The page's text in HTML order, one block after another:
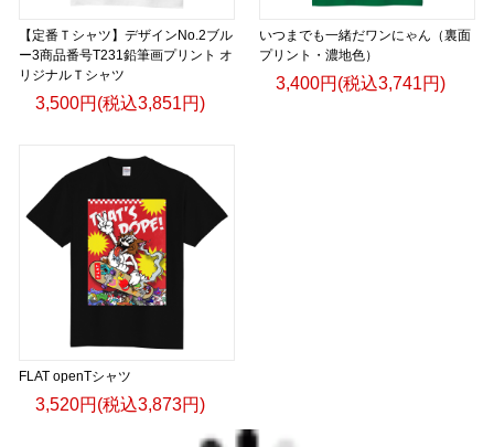
【定番Ｔシャツ】デザインNo.2ブル
ー3商品番号T231鉛筆画プリント オ
リジナルＴシャツ
3,500円(税込3,851円)
いつまでも一緒だワンにゃん（裏面
プリント・濃地色）
3,400円(税込3,741円)
FLAT openTシャツ
3,520円(税込3,873円)